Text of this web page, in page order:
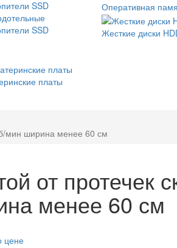
SSD
Оперативная
Жесткие диски
платы
мин ширина менее 60 см
от протечек
менее 60 см
цене